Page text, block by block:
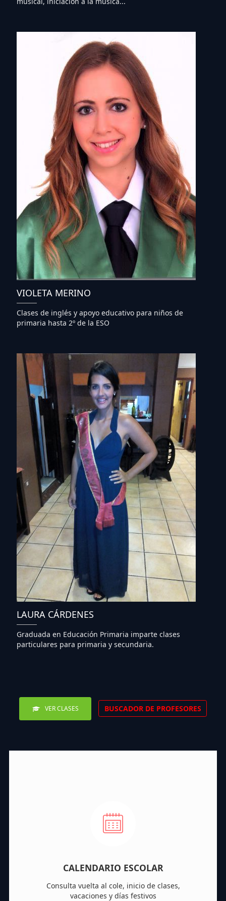
VIOLETA MERINO
Clases de inglés y apoyo educativo para niños de
primaria hasta 2º de la ESO
LAURA CÁRDENES
Graduada en Educación Primaria imparte clases
particulares para primaria y secundaria.
VER CLASES BUSCADOR DE PROFESORES
CALENDARIO ESCOLAR
Consulta vuelta al cole, inicio de clases,
vacaciones y días festivos